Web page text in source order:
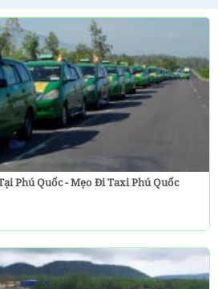
Phú Quốc - Mẹo Đi Taxi Phú Quốc